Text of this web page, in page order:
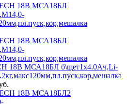
18В МСА18БЛ б\щет1х4.0Ач,Li-